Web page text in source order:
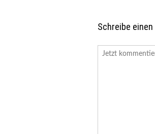
Schreibe